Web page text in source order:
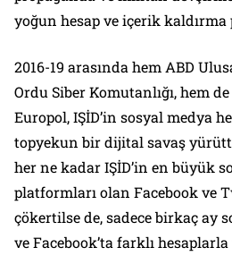
yoğun hesap ve içerik kaldırma
2016-19 arasında hem ABD
Ordu Siber Komutanlığı, hem
Europol, IŞİD’in sosyal medya
topyekun bir dijital savaş
her ne kadar IŞİD’in en büyük
platformları olan Facebook ve
çökertilse de, sadece birkaç ay
ve Facebook’ta farklı